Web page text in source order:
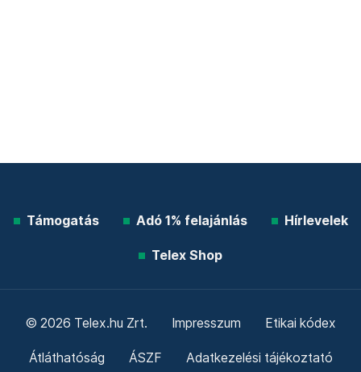
Támogatás Adó 1% felajánlás Hírlevelek
Telex Shop
© 2026 Telex.hu Zrt. Impresszum Etikai kódex
Átláthatóság ÁSZF Adatkezelési tájékoztató